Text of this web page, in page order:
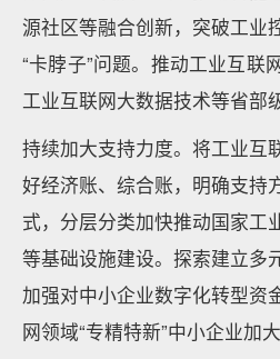
源社区等融合创新，突破工业
“卡脖子”问题。推动工业互联
工业互联网大数据技术等省部
持续加大支持力度。将工业互
好经济账、综合账，明确支持
式，分层分类加快推动国家工
等基础设施建设。探索建立多
加强对中小企业数字化转型资
网领域“专精特新”中小企业加